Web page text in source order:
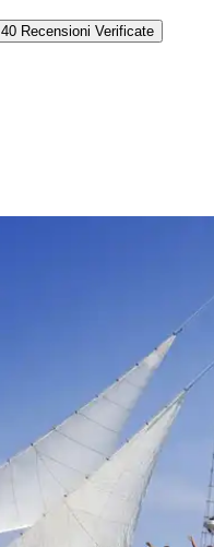
40 Recensioni Verificate